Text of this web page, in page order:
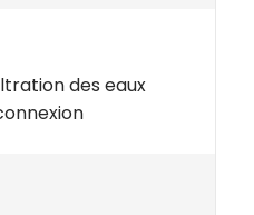
des eaux